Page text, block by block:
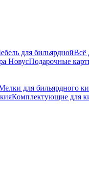
для бильярднойВсё
НовусПодарочные
для бильярдного
Комплектующие для